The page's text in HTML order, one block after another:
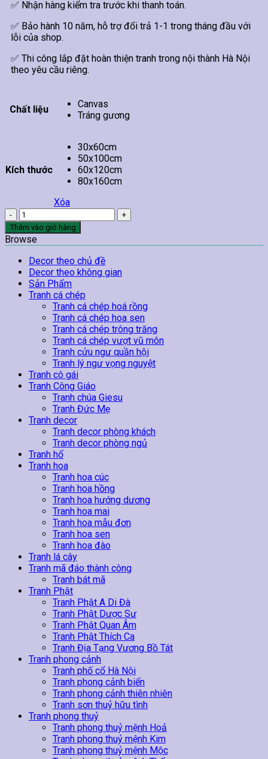
✅ Nhận hàng kiểm tra trước khi thanh toán.
✅ Bảo hành 10 năm, hỗ trợ đổi trả 1-1 trong tháng đầu với
lỗi của shop.
✅ Thi công lắp đặt hoàn thiện tranh trong nội thành Hà Nội
theo yêu cầu riêng.
Chất liệu
Canvas
Tráng gương
Kích thước
30x60cm
50x100cm
60x120cm
80x160cm
Xóa
Tranh
Trừu
Tượng
Treo
Tường
125
số
lượng
Thêm vào giỏ hàng
Browse
Decor theo chủ đề
Decor theo không gian
Sản Phẩm
Tranh cá chép
Tranh cá chép hoá rồng
Tranh cá chép hoa sen
Tranh cá chép trông trăng
Tranh cá chép vượt vũ môn
Tranh cửu ngư quần hội
Tranh lý ngư vọng nguyệt
Tranh cô gái
Tranh Công Giáo
Tranh chúa Giesu
Tranh Đức Mẹ
Tranh decor
Tranh decor phòng khách
Tranh decor phòng ngủ
Tranh hổ
Tranh hoa
Tranh hoa cúc
Tranh hoa hồng
Tranh hoa hướng dương
Tranh hoa mai
Tranh hoa mẫu đơn
Tranh hoa sen
Tranh hoa đào
Tranh lá cây
Tranh mã đáo thành công
Tranh bát mã
Tranh Phật
Tranh Phật A Di Đà
Tranh Phật Dược Sư
Tranh Phật Quan Âm
Tranh Phật Thích Ca
Tranh Địa Tạng Vương Bồ Tát
Tranh phong cảnh
Tranh phố cổ Hà Nội
Tranh phong cảnh biển
Tranh phong cảnh thiên nhiên
Tranh sơn thuỷ hữu tình
Tranh phong thuỷ
Tranh phong thuỷ mệnh Hoả
Tranh phong thuỷ mệnh Kim
Tranh phong thuỷ mệnh Mộc